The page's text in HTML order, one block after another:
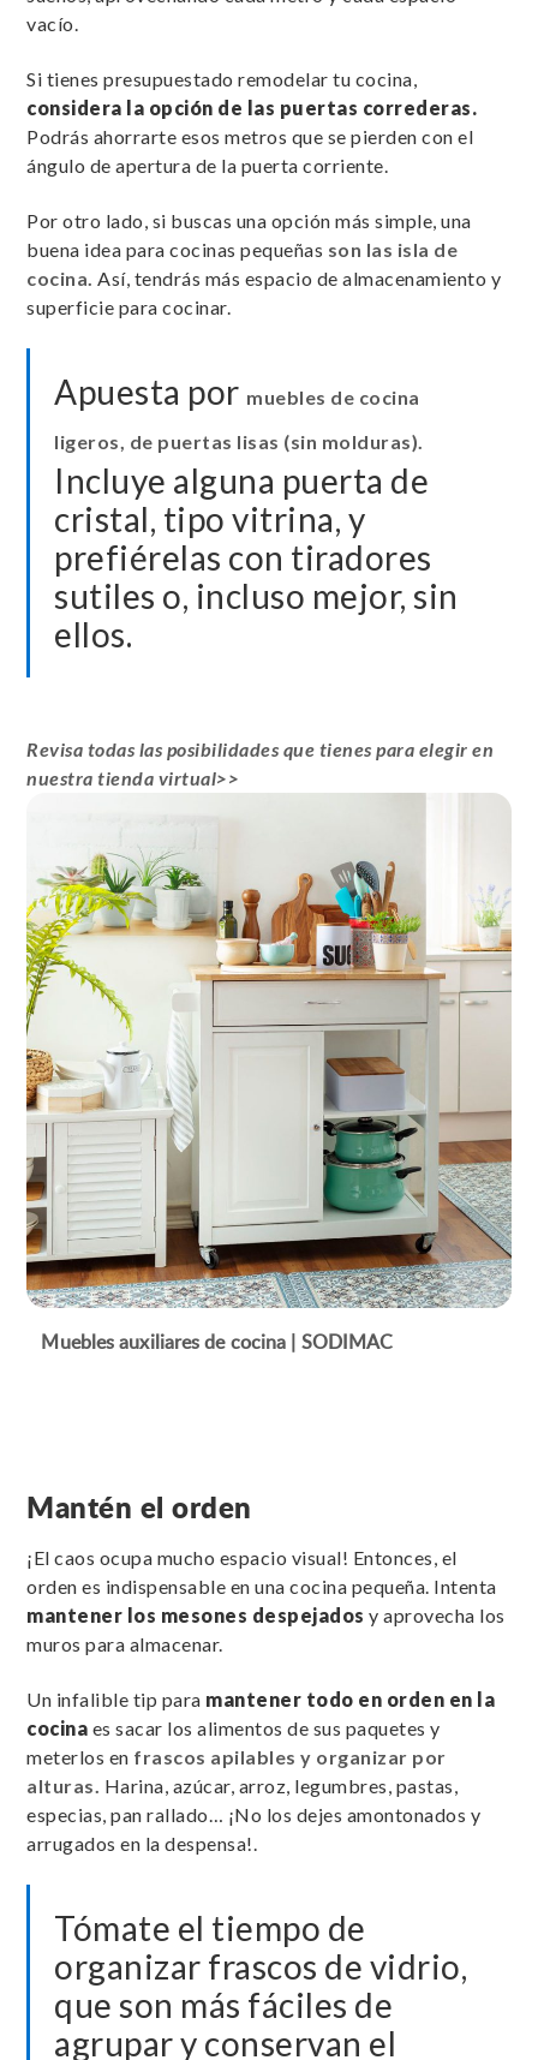
vacío.
Si tienes presupuestado remodelar tu cocina,
considera la opción de las puertas correderas.
Podrás ahorrarte esos metros que se pierden con el
ángulo de apertura de la puerta corriente.
Por otro lado, si buscas una opción más simple, una
buena idea para cocinas pequeñas son las isla de
cocina. Así, tendrás más espacio de almacenamiento y
superficie para cocinar.
Apuesta por muebles de cocina
ligeros, de puertas lisas (sin molduras).
Incluye alguna puerta de
cristal, tipo vitrina, y
prefiérelas con tiradores
sutiles o, incluso mejor, sin
ellos.
Revisa todas las posibilidades que tienes para elegir en
nuestra tienda virtual>>
Muebles auxiliares de cocina | SODIMAC
Mantén el orden
¡El caos ocupa mucho espacio visual! Entonces, el
orden es indispensable en una cocina pequeña. Intenta
mantener los mesones despejados y aprovecha los
muros para almacenar.
Un infalible tip para mantener todo en orden en la
cocina es sacar los alimentos de sus paquetes y
meterlos en frascos apilables y organizar por
alturas. Harina, azúcar, arroz, legumbres, pastas,
especias, pan rallado… ¡No los dejes amontonados y
arrugados en la despensa!.
Tómate el tiempo de
organizar frascos de vidrio,
que son más fáciles de
agrupar y conservan el